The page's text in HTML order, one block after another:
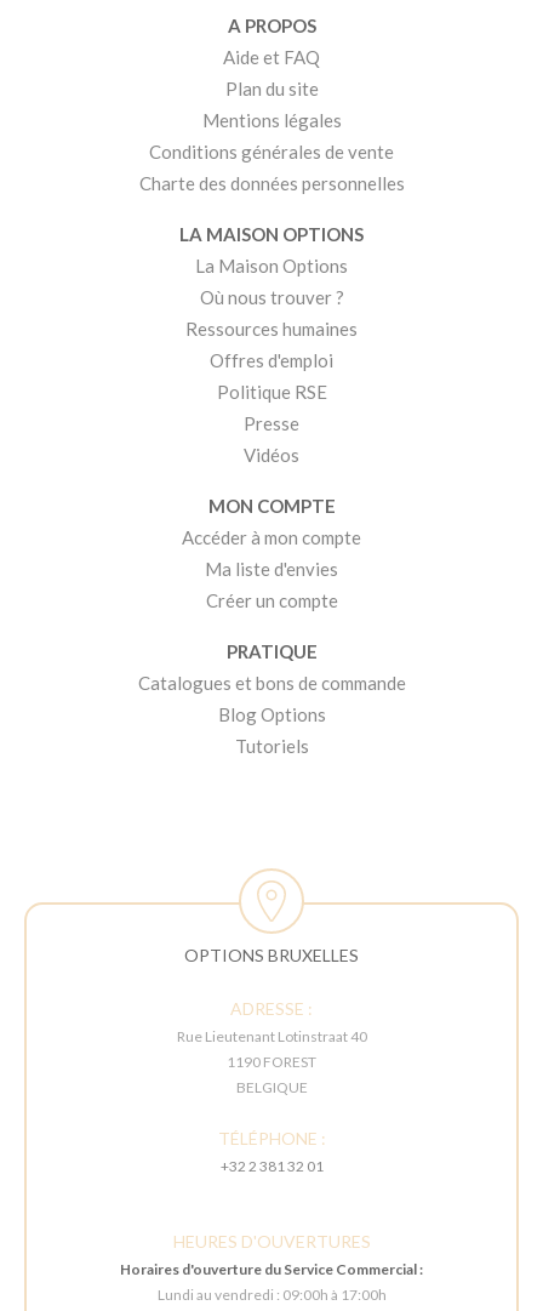
A PROPOS
Aide et FAQ
Plan du site
Mentions légales
Conditions générales de vente
Charte des données personnelles
LA MAISON OPTIONS
La Maison Options
Où nous trouver ?
Ressources humaines
Offres d'emploi
Politique RSE
Presse
Vidéos
MON COMPTE
Accéder à mon compte
Ma liste d'envies
Créer un compte
PRATIQUE
Catalogues et bons de commande
Blog Options
Tutoriels
OPTIONS BRUXELLES
ADRESSE :
Rue Lieutenant Lotinstraat 40
1190 FOREST
BELGIQUE
TÉLÉPHONE :
+32 2 381 32 01
HEURES D'OUVERTURES
Horaires d'ouverture du Service Commercial :
Lundi au vendredi : 09:00h à 17:00h